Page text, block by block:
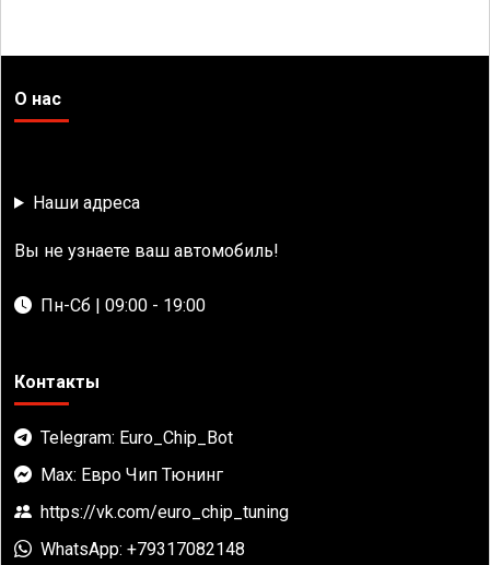
О нас
Наши адреса
Вы не узнаете ваш автомобиль!
Пн-Сб | 09:00 - 19:00
Контакты
Telegram: Euro_Chip_Bot
Max: Евро Чип Тюнинг
https://vk.com/euro_chip_tuning
WhatsApp: +79317082148